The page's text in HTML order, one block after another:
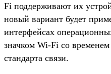
Fi поддерживают их
новый вариант будет
интерфейсах
значком Wi-Fi со
стандарта связи.